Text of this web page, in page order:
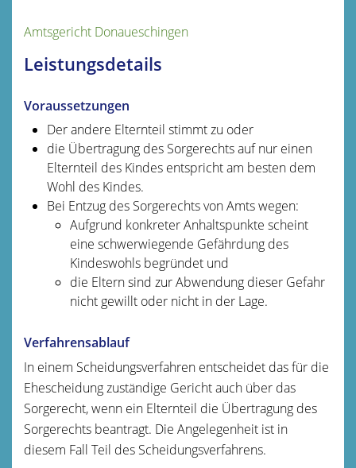
Amtsgericht Donaueschingen
Leistungsdetails
Voraussetzungen
Der andere Elternteil stimmt zu oder
die Übertragung des Sorgerechts auf nur einen
Elternteil des Kindes entspricht am besten dem
Wohl des Kindes.
Bei Entzug des Sorgerechts von Amts wegen:
Aufgrund konkreter Anhaltspunkte scheint
eine schwerwiegende Gefährdung des
Kindeswohls begründet und
die Eltern sind zur Abwendung dieser Gefahr
nicht gewillt oder nicht in der Lage.
Verfahrensablauf
In einem Scheidungsverfahren entscheidet das für die
Ehescheidung zuständige Gericht auch über das
Sorgerecht, wenn ein Elternteil die Übertragung des
Sorgerechts beantragt. Die Angelegenheit ist in
diesem Fall Teil des Scheidungsverfahrens.